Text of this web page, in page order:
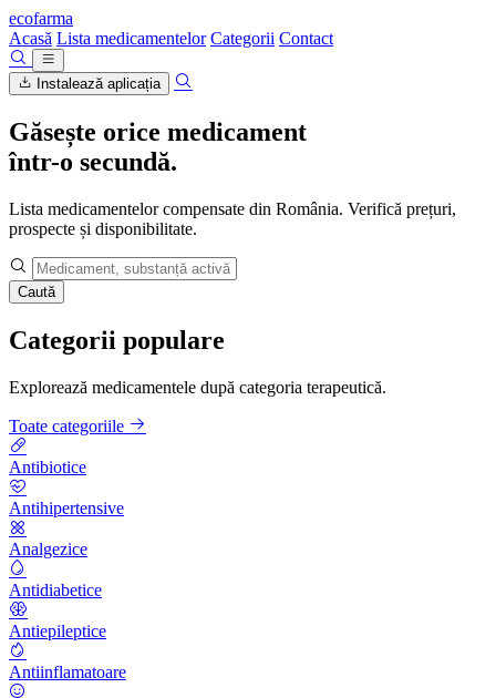
ecofarma
Acasă Lista medicamentelor Categorii Contact
Instalează aplicația
Găsește orice medicament
într-o secundă.
Lista medicamentelor compensate din România. Verifică prețuri,
prospecte și disponibilitate.
Caută
Categorii populare
Explorează medicamentele după categoria terapeutică.
Toate categoriile
Antibiotice
Antihipertensive
Analgezice
Antidiabetice
Antiepileptice
Antiinflamatoare